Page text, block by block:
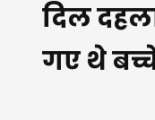
दिल
गए थे